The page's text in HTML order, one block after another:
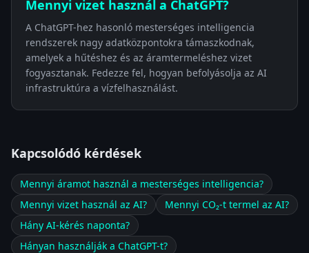
Mennyi vizet használ a ChatGPT?
A ChatGPT-hez hasonló mesterséges intelligencia
rendszerek nagy adatközpontokra támaszkodnak,
amelyek a hűtéshez és az áramtermeléshez vizet
fogyasztanak. Fedezze fel, hogyan befolyásolja az AI
infrastruktúra a vízfelhasználást.
Kapcsolódó kérdések
Mennyi áramot használ a mesterséges intelligencia?
Mennyi vizet használ az AI?
Mennyi CO₂-t termel az AI?
Hány AI-kérés naponta?
Hányan használják a ChatGPT-t?